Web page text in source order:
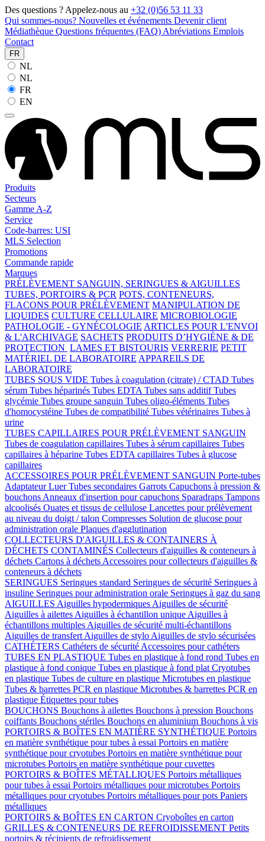
Des questions ? Appelez-nous au +32 (0)56 53 11 33
Qui sommes-nous? Nouvelles et événements Devenir client
Médiathèque Questions fréquentes (FAQ) Abréviations Emplois
Contact
FR
NL
NL
FR
EN
Produits
Secteurs
Gamme A-Z
Service
Code-barres: USI
MLS Selection
Promotions
Commande rapide
Marques
PRÉLÈVEMENT SANGUIN, SERINGUES & AIGUILLES
TUBES, PORTOIRS & PCR POTS, CONTENEURS,
FLACONS POUR PRÉLÈVEMENT MANIPULATION DE
LIQUIDES CULTURE CELLULAIRE MICROBIOLOGIE
PATHOLOGIE - GYNÉCOLOGIE ARTICLES POUR L'ENVOI
& L'ARCHIVAGE SACHETS PRODUITS D’HYGIÈNE & DE
PROTECTION LAMES ET BISTOURIS VERRERIE PETIT
MATÉRIEL DE LABORATOIRE APPAREILS DE
LABORATOIRE
TUBES SOUS VIDE Tubes à coagulation (citrate) / CTAD Tubes
sérum Tubes héparinés Tubes EDTA Tubes sans additifTubes
glycémie Tubes groupe sanguin Tubes oligo-éléments Tubes
d'homocystéine Tubes de compatibilité Tubes vétérinaires Tubes à
urine
TUBES CAPILLAIRES POUR PRÉLÈVEMENT SANGUIN
Tubes de coagulation capillaires Tubes à sérum capillaires Tubes
capillaires à héparine Tubes EDTA capillaires Tubes à glucose
capillaires
ACCESSOIRES POUR PRÉLÈVEMENT SANGUIN Porte-tubes
Adaptateur LuerTubes secondaires Garrots Capuchons à pression &
bouchons Anneaux d'insertion pour capuchons Sparadraps Tampons
alcoolisés Ouates et tissus de cellulose Lancettes pour prélèvement
au niveau du doigt / talon Compresses Solution de glucose pour
administration orale Plaques d'agglutination
COLLECTEURS D'AIGUILLES & CONTAINERS À
DÉCHETS CONTAMINÉS Collecteurs d'aiguilles & conteneurs à
déchets Cartons à déchets Accessoires pour collecteurs d'aiguilles &
conteneurs à déchets
SERINGUES Seringues standard Seringues de sécurité Seringues à
insuline Seringues pour administration orale Seringues à gaz du sang
AIGUILLES Aiguilles hypodermiques Aiguilles de sécurité
Aiguilles à ailettes Aiguilles à échantillon unique Aiguilles à
échantillons multiples Aiguilles de sécurité multi-échantillons
Aiguilles de transfert Aiguilles de stylo Aiguilles de stylo sécurisées
CATHÉTERS Cathéters de sécurité Accessoires pour cathéters
TUBES EN PLASTIQUE Tubes en plastique à fond rond Tubes en
plastique à fond conique Tubes en plastique à fond plat Cryotubes
en plastique Tubes de culture en plastique Microtubes en plastique
Tubes & barrettes PCR en plastique Microtubes & barrettes PCR en
plastique Étiquettes pour tubes
BOUCHONS Bouchons à ailettes Bouchons à pression Bouchons
coiffants Bouchons stériles Bouchons en aluminium Bouchons à vis
PORTOIRS & BOÎTES EN MATIÈRE SYNTHÉTIQUE Portoirs
en matière synthétique pour tubes à essai Portoirs en matière
synthétique pour cryotubes Portoirs en matière synthétique pour
microtubes Portoirs en matière synthétique pour cuvettes
PORTOIRS & BOÎTES MÉTALLIQUES Portoirs métalliques
pour tubes à essai Portoirs métalliques pour microtubes Portoirs
métalliques pour cryotubes Portoirs métalliques pour pots Paniers
métalliques
PORTOIRS & BOÎTES EN CARTON Cryoboîtes en carton
GRILLES & CONTENEURS DE REFROIDISSEMENT Petits
portoirs & récipients de refroidissement